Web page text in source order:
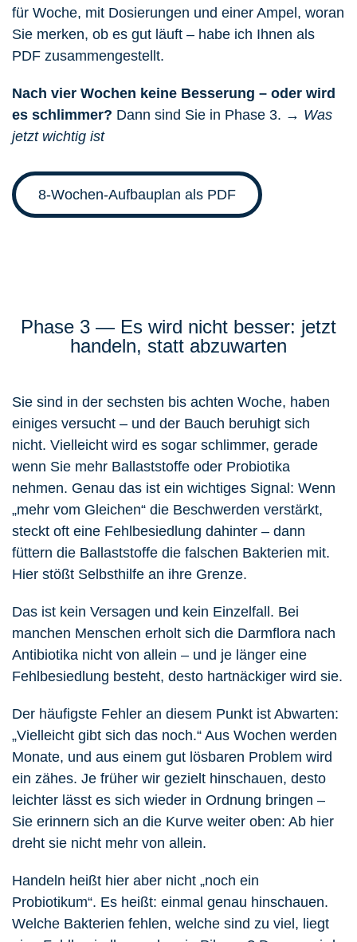
für Woche, mit Dosierungen und einer Ampel, woran
Sie merken, ob es gut läuft – habe ich Ihnen als
PDF zusammengestellt.
Nach vier Wochen keine Besserung – oder wird
es schlimmer? Dann sind Sie in Phase 3. → Was
jetzt wichtig ist
8-Wochen-Aufbauplan als PDF
Phase 3 — Es wird nicht besser: jetzt
handeln, statt abzuwarten
Sie sind in der sechsten bis achten Woche, haben
einiges versucht – und der Bauch beruhigt sich
nicht. Vielleicht wird es sogar schlimmer, gerade
wenn Sie mehr Ballaststoffe oder Probiotika
nehmen. Genau das ist ein wichtiges Signal: Wenn
„mehr vom Gleichen“ die Beschwerden verstärkt,
steckt oft eine Fehlbesiedlung dahinter – dann
füttern die Ballaststoffe die falschen Bakterien mit.
Hier stößt Selbsthilfe an ihre Grenze.
Das ist kein Versagen und kein Einzelfall. Bei
manchen Menschen erholt sich die Darmflora nach
Antibiotika nicht von allein – und je länger eine
Fehlbesiedlung besteht, desto hartnäckiger wird sie.
Der häufigste Fehler an diesem Punkt ist Abwarten:
„Vielleicht gibt sich das noch.“ Aus Wochen werden
Monate, und aus einem gut lösbaren Problem wird
ein zähes. Je früher wir gezielt hinschauen, desto
leichter lässt es sich wieder in Ordnung bringen –
Sie erinnern sich an die Kurve weiter oben: Ab hier
dreht sie nicht mehr von allein.
Handeln heißt hier aber nicht „noch ein
Probiotikum“. Es heißt: einmal genau hinschauen.
Welche Bakterien fehlen, welche sind zu viel, liegt